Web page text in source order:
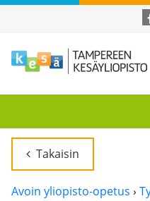
Takaisin
Avoin yliopisto-opetus ›